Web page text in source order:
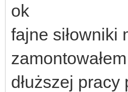
ok
fajne siłowniki
dłuższej